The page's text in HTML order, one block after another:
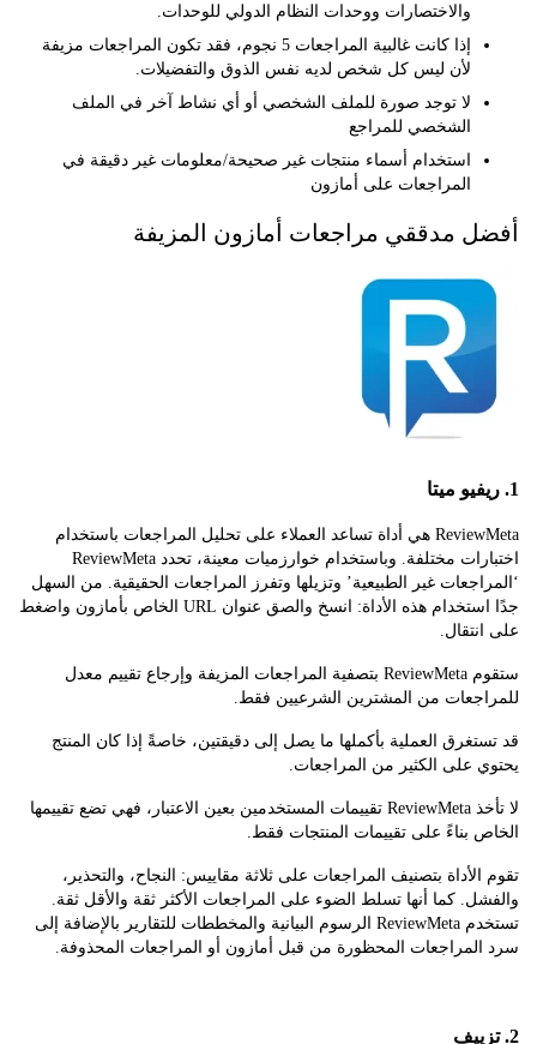
والاختصارات ووحدات النظام الدولي للوحدات.
إذا كانت غالبية المراجعات 5 نجوم، فقد تكون المراجعات مزيفة
لأن ليس كل شخص لديه نفس الذوق والتفضيلات.
لا توجد صورة للملف الشخصي أو أي نشاط آخر في الملف
الشخصي للمراجع
استخدام أسماء منتجات غير صحيحة/معلومات غير دقيقة في
المراجعات على أمازون
مدققي مراجعات أمازون المزيفة
ReviewMeta هي أداة تساعد العملاء على تحليل المراجعات باستخدام
اختبارات مختلفة. وباستخدام خوارزميات معينة، تحدد ReviewMeta
غير الطبيعية’ وتزيلها وتفرز المراجعات الحقيقية. من السهل
جدًا استخدام هذه الأداة: انسخ والصق عنوان URL الخاص بأمازون واضغط
ستقوم ReviewMeta بتصفية المراجعات المزيفة وإرجاع تقييم معدل
من المشترين الشرعيين فقط.
العملية بأكملها ما يصل إلى دقيقتين، خاصةً إذا كان المنتج
على الكثير من المراجعات.
لا تأخذ ReviewMeta تقييمات المستخدمين بعين الاعتبار، فهي تضع تقييمها
بناءً على تقييمات المنتجات فقط.
بتصنيف المراجعات على ثلاثة مقاييس: النجاح، والتحذير،
كما أنها تسلط الضوء على المراجعات الأكثر ثقة والأقل ثقة.
تستخدم ReviewMeta الرسوم البيانية والمخططات للتقارير بالإضافة إلى
المحظورة من قبل أمازون أو المراجعات المحذوفة.